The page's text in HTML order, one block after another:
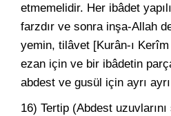
etmemelidir. Her ibâdet
farzdır ve sonra inşa-Allah
yemin, tilâvet [Kurân-ı
ezan için ve bir ibâdetin
abdest ve gusül için ayrı
16) Tertip (Abdest